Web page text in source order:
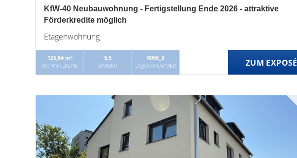
KfW-40 Neubauwohnung - Fertigstellung Ende 2026 - attraktive
Förderkredite möglich
Etagenwohnung
125,64 m²
WOHNFLÄCHE
5,5
ZIMMER
6056_3
OBJEKTNUMMER
ZUM EXPOSÉ